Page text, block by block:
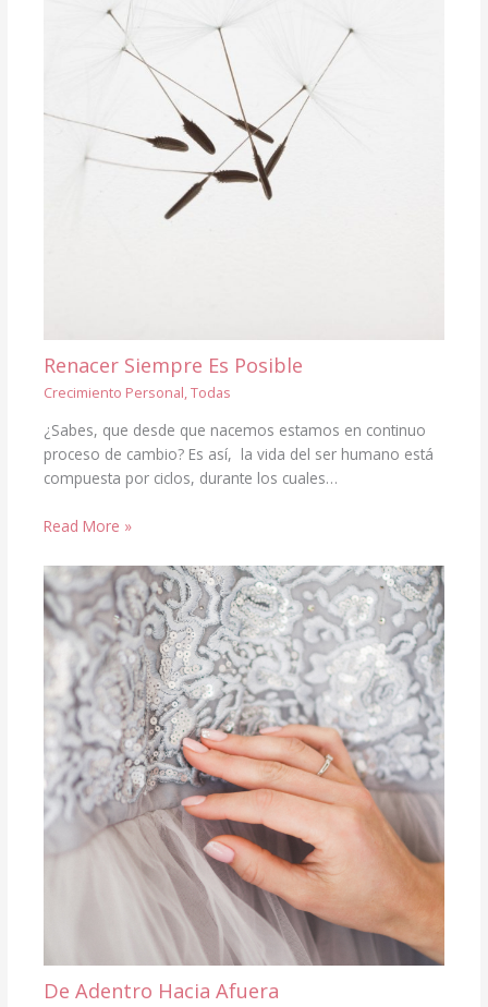
Renacer Siempre Es Posible
Crecimiento Personal,Todas
¿Sabes, que desde que nacemos estamos en continuo
proceso de cambio? Es así, la vida del ser humano está
compuesta por ciclos, durante los cuales…
Read More »
De Adentro Hacia Afuera